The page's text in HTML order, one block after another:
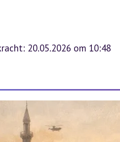
20.05.2026 om 10:48